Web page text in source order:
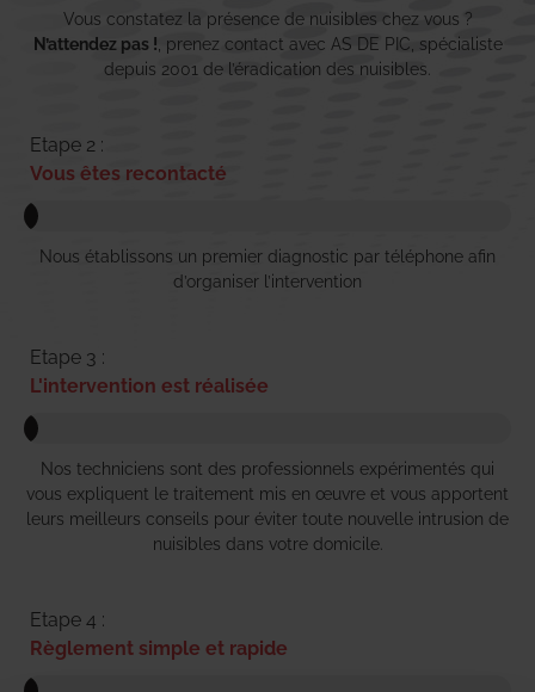
Vous constatez la présence de nuisibles chez vous ?
N’attendez pas ! , prenez contact avec AS DE PIC, spécialiste
depuis 2001 de l’éradication des nuisibles.
Etape 2 :
Vous êtes recontacté
Nous établissons un premier diagnostic par téléphone afin
d’organiser l’intervention
Etape 3 :
L'intervention est réalisée
Nos techniciens sont des professionnels expérimentés qui
vous expliquent le traitement mis en œuvre et vous apportent
leurs meilleurs conseils pour éviter toute nouvelle intrusion de
nuisibles dans votre domicile.
Etape 4 :
Règlement simple et rapide